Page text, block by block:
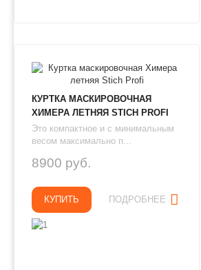
КУРТКА МАСКИРОВОЧНАЯ
ХИМЕРА ЛЕТНЯЯ STICH PROFI
Это компактное и с минимальным
весом максимально п...
8900 руб.
КУПИТЬ ПОДРОБНЕЕ